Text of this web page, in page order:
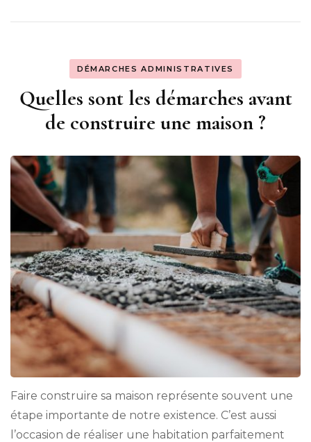
DÉMARCHES ADMINISTRATIVES
Quelles sont les démarches avant
de construire une maison ?
Faire construire sa maison représente souvent une
étape importante de notre existence. C’est aussi
l’occasion de réaliser une habitation parfaitement